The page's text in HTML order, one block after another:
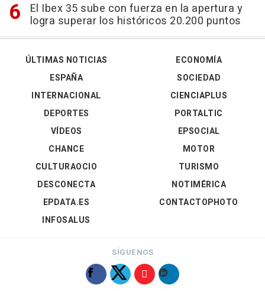
El Ibex 35 sube con fuerza en la apertura y
logra superar los históricos 20.200 puntos
ÚLTIMAS NOTICIAS
ESPAÑA
INTERNACIONAL
DEPORTES
VÍDEOS
ECONOMÍA
SOCIEDAD
CIENCIAPLUS
PORTALTIC
EPSOCIAL
CHANCE
CULTURAOCIO
DESCONECTA
EPDATA.ES
INFOSALUS
MOTOR
TURISMO
NOTIMÉRICA
CONTACTOPHOTO
SÍGUENOS